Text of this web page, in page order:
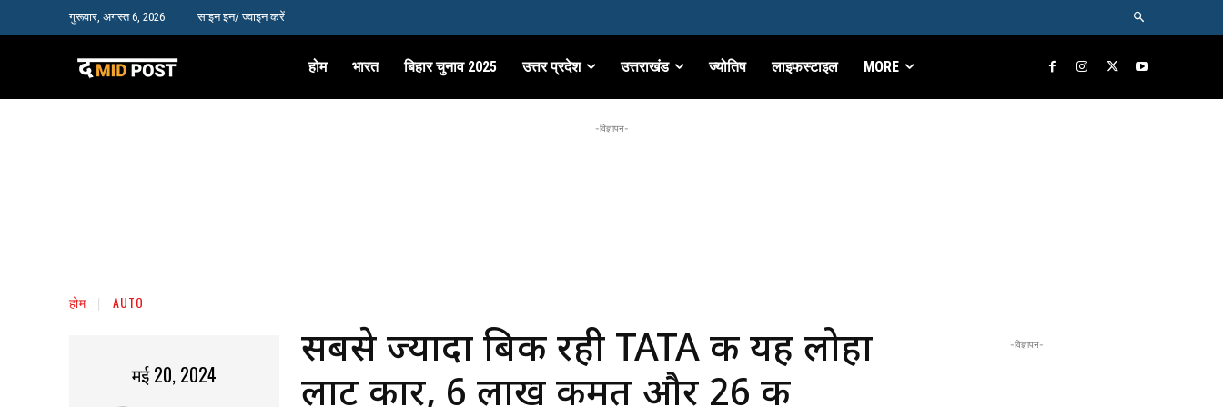
गुरूवार, अगस्त 6, 2026 साइन इन/ ज्वाइन करें
होम भारत बिहार चुनाव 2025 उत्तर प्रदेश उत्तराखंड ज्योतिष लाइफस्टाइल MORE
-विज्ञापन-
होम AUTO
मई 20, 2024
सबसे ज्यादा बिक रही TATA की यह लोहा
लाट कार, 6 लाख कीमत और 26 की
-विज्ञापन-